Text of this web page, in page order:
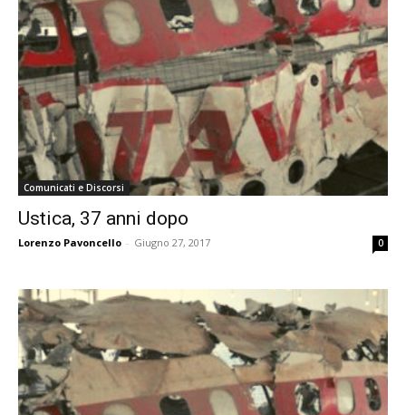
Comunicati e Discorsi
Ustica, 37 anni dopo
Lorenzo Pavoncello - Giugno 27, 2017 0